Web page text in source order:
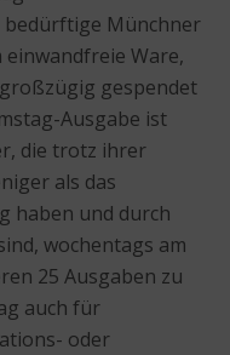
bedürftige Münchner
einwandfreie Ware,
gespendet
Ausgabe ist
die trotz ihrer
als das
haben und durch
wochentags am
25 Ausgaben zu
auch für
oder